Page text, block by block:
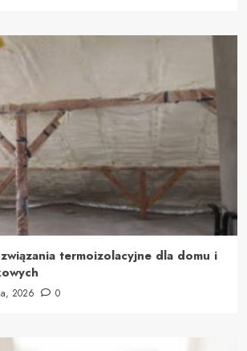
termoizolacyjne dla domu i
2026 0